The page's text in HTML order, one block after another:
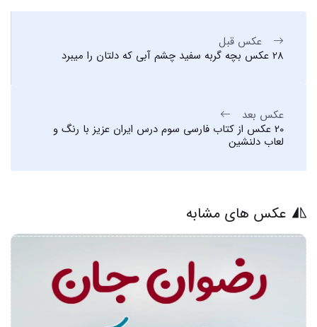
عکس قبل
28 عکس بچه گربه سفید چشم آبی که دلتان را میبرد
عکس بعد
20 عکس از کتاب فارسی سوم درس ایران عزیز با رنگ و
لعاب دلنشین
عکس های مشابه